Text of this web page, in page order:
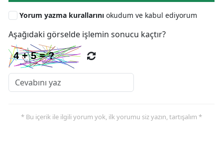
Yorum yazma kurallarını okudum ve kabul ediyorum
Aşağıdaki görselde işlemin sonucu kaçtır?
* Bu içerik ile ilgili yorum yok, ilk yorumu siz yazın, tartışalım *